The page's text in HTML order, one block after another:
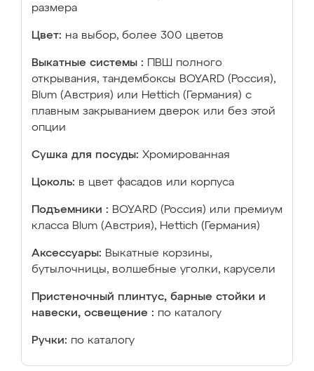
размера
Цвет: на выбор, более 300 цветов
Выкатные системы :
ПВШ полного
открывания, тандембоксы BOYARD (Россия),
Blum (Австрия) или Hettich (Германия) с
плавным закрыванием дверок или без этой
опции
Сушка для посуды: Хромированная
Цоколь: в цвет фасадов или корпуса
Подъемники : BOYARD (Россия) или премиум
класса Blum (Австрия), Hettich (Германия)
Аксессуары: Выкатные корзины,
бутылочницы, волшебные уголки, карусели
Пристеночный плинтус, барные стойки и
навески, освещение : по каталогу
Ручки: по каталогу